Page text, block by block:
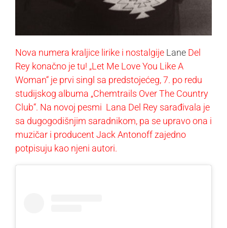
Nova numera kraljice lirike i nostalgije Lane Del
Rey konačno je tu! „Let Me Love You Like A
Woman“ je prvi singl sa predstojećeg, 7. po redu
studijskog albuma „Chemtrails Over The Country
Club“. Na novoj pesmi Lana Del Rey sarađivala je
sa dugogodišnjim saradnikom, pa se upravo ona i
muzičar i producent Jack Antonoff zajedno
potpisuju kao njeni autori.